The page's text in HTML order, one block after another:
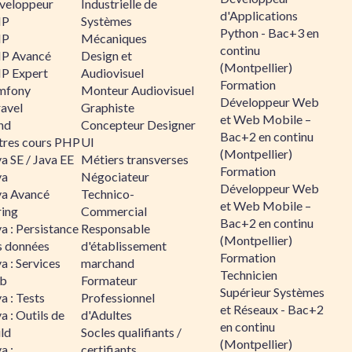
Avancé
Expert
cours PHP
SE / Java EE
Avancé
: Persistance
données
: Services
: Tests
: Outils de
Industrielle de
Systèmes
Mécaniques
Design et
Audiovisuel
Monteur Audiovisuel
Graphiste
Concepteur Designer
UI
Métiers transverses
Négociateur
Technico-
Commercial
Responsable
d'établissement
marchand
Formateur
Professionnel
d'Adultes
Socles qualifiants /
d'Applications
Python - Bac+3 en
continu
(Montpellier)
Formation
Développeur Web
et Web Mobile –
Bac+2 en continu
(Montpellier)
Formation
Développeur Web
et Web Mobile –
Bac+2 en continu
(Montpellier)
Formation
Technicien
Supérieur Systèmes
et Réseaux - Bac+2
en continu
(Montpellier)